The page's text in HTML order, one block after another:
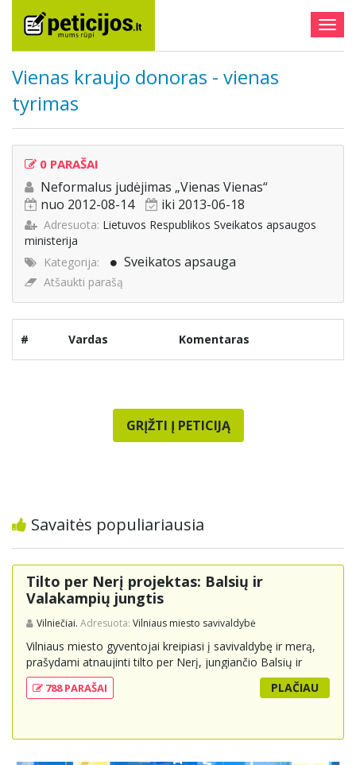
Vienas kraujo donoras - vienas
tyrimas
0 PARAŠAI
Neformalus judėjimas „Vienas Vienas“
nuo 2012-08-14
iki 2013-06-18
Adresuota: Lietuvos Respublikos Sveikatos apsaugos
ministerija
Kategorija:
Sveikatos apsauga
Atšaukti parašą
# Vardas Komentaras
GRĮŽTI Į PETICIJĄ
Savaitės populiariausia
Tilto per Nerį projektas: Balsių ir
Valakampių jungtis
Vilniečiai. Adresuota: Vilniaus miesto savivaldybė
Vilniaus miesto gyventojai kreipiasi į savivaldybę ir merą,
prašydami atnaujinti tilto per Nerį, jungiančio Balsių ir
Valakampių kryptis, projektą ir įtraukti jį į miesto
strateginius susisiekimo planus. Šis tiltas ne tik padėtų
suteikdamas daugiau susisiekimo galimybių tiek
788 PARAŠAI PLAČIAU